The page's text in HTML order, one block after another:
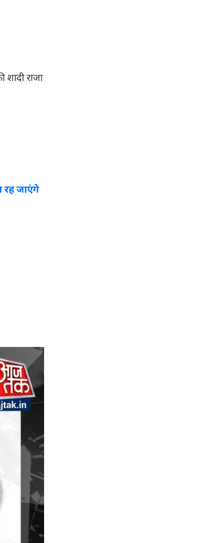
राजा
रह जाएंगे